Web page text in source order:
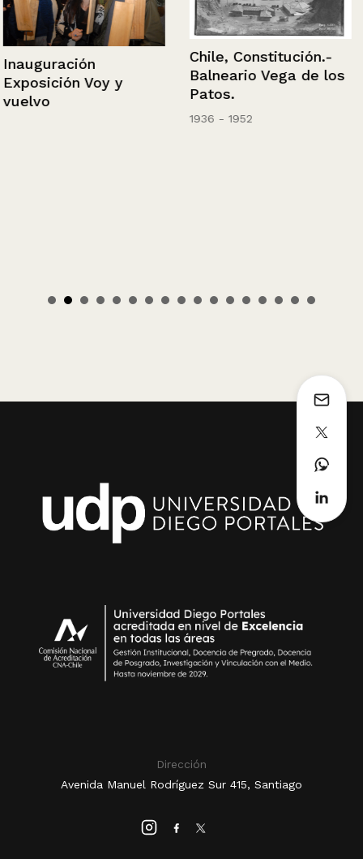
Inauguración
Exposición Voy y
vuelvo
Chile, Constitución.-
Balneario Vega de los
Patos.
1936 - 1952
Dirección
Avenida Manuel Rodríguez Sur 415, Santiago